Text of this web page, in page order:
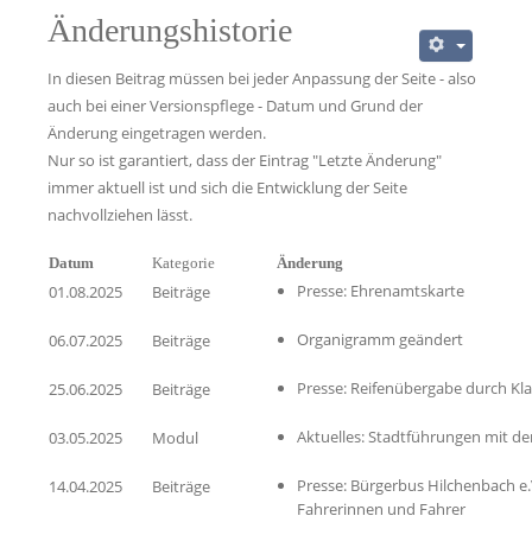
Änderungshistorie
In diesen Beitrag müssen bei jeder Anpassung der Seite - also
auch bei einer Versionspflege - Datum und Grund der
Änderung eingetragen werden.
Nur so ist garantiert, dass der Eintrag "Letzte Änderung"
immer aktuell ist und sich die Entwicklung der Seite
nachvollziehen lässt.
Datum Kategorie Änderung
01.08.2025 Beiträge Presse: Ehrenamtskarte
06.07.2025 Beiträge Organigramm geändert
25.06.2025 Beiträge Presse: Reifenübergabe durch
03.05.2025 Modul Aktuelles: Stadtführungen mit
14.04.2025 Beiträge
Presse: Bürgerbus Hilchenbach
Fahrerinnen und Fahrer